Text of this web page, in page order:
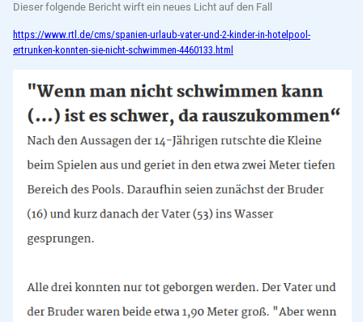
Dieser folgende Bericht wirft ein neues Licht auf den Fall
https://www.rtl.de/cms/spanien-urlaub-vater-und-2-kinder-in-hotelpool-
ertrunken-konnten-sie-nicht-schwimmen-4460133.html